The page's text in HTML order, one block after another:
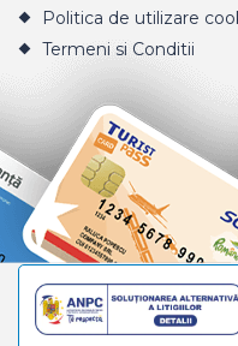
Politica de utilizare
Termeni si Conditii